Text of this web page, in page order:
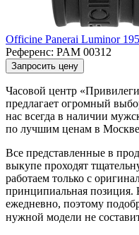
Officine Panerai Luminor
Референс: PAM 00312
Запросить цену
Часовой центр
предлагает огромный
нас всегда в наличии
по лучшим ценам в
Все представленные в
выкупе проходят
работаем только с
принципиальная позиция.
ежедневно, поэтому
нужной модели не